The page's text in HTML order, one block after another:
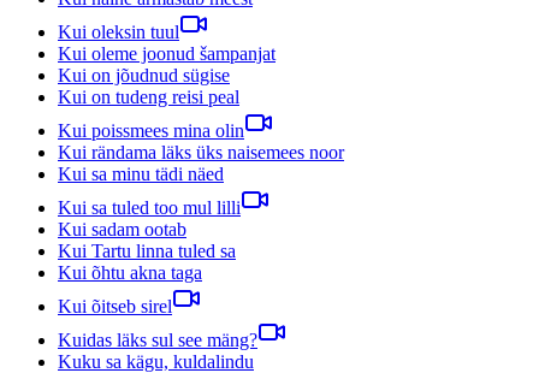
Kui oleksin tuul
Kui oleme joonud šampanjat
Kui on jõudnud sügise
Kui on tudeng reisi peal
Kui poissmees mina olin
Kui rändama läks üks naisemees noor
Kui sa minu tädi näed
Kui sa tuled too mul lilli
Kui sadam ootab
Kui Tartu linna tuled sa
Kui õhtu akna taga
Kui õitseb sirel
Kuidas läks sul see mäng?
Kuku sa kägu, kuldalindu